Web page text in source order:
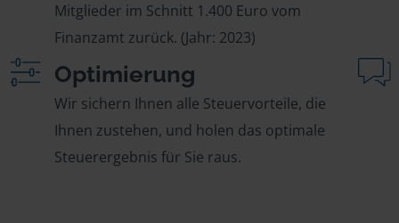
Mitglieder im Schnitt 1.400 Euro vom
Finanzamt zurück. (Jahr: 2023)
Optimierung
Wir sichern Ihnen alle Steuervorteile, die
Ihnen zustehen, und holen das optimale
Steuerergebnis für Sie raus.